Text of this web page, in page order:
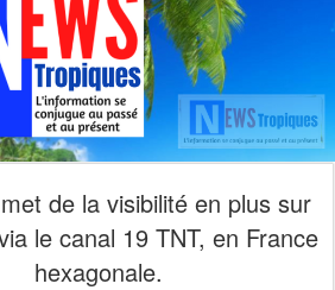
de la visibilité en plus sur
le canal 19 TNT, en France
hexagonale.